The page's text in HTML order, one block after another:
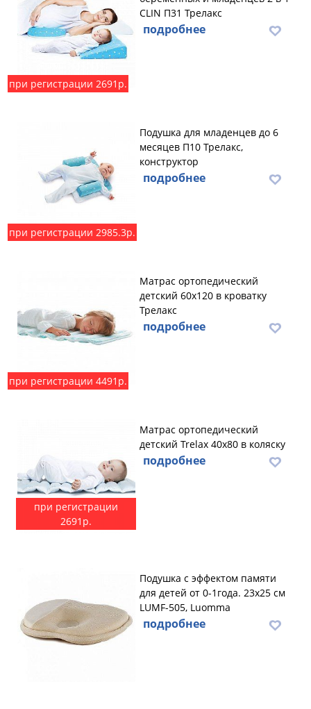
при регистрации 2691р.
CLIN П31 Трелакс
подробнее
при регистрации 2985.3р.
Подушка для младенцев до 6
месяцев П10 Трелакс,
конструктор
подробнее
при регистрации 4491р.
Матрас ортопедический
детский 60х120 в кроватку
Трелакс
подробнее
при регистрации
2691р.
Матрас ортопедический
детский Trelax 40х80 в коляску
подробнее
Подушка с эффектом памяти
для детей от 0-1года. 23х25 см
LUMF-505, Luomma
подробнее